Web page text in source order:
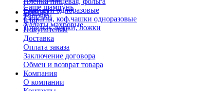
Саше шампунь
Тапочки
Халаты махровые
Скатерти одноразовые
Стаканы, коф.чашки одноразовые
Тарелки, вилки, ложки
Бренды
Блог
Покупателям
Доставка
Оплата заказа
Заключение договора
Обмен и возврат товара
Компания
О компании